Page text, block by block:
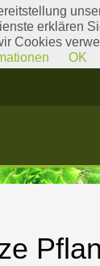
erklären
Cookies
OK